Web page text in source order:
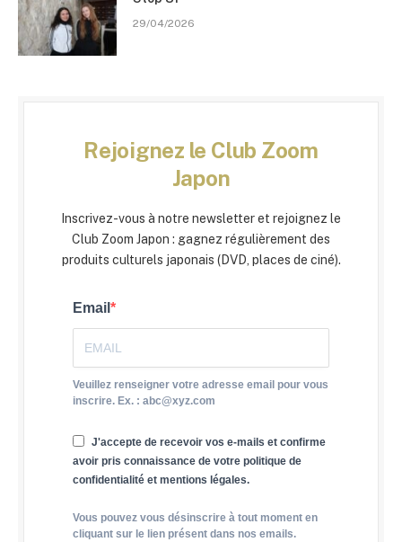
29/04/2026
Rejoignez le Club Zoom
Japon
Inscrivez-vous à notre newsletter et rejoignez le
Club Zoom Japon : gagnez régulièrement des
produits culturels japonais (DVD, places de ciné).
Email
Veuillez renseigner votre adresse email pour vous
inscrire. Ex. : abc@xyz.com
J'accepte de recevoir vos e-mails et confirme
avoir pris connaissance de votre politique de
confidentialité et mentions légales.
Vous pouvez vous désinscrire à tout moment en
cliquant sur le lien présent dans nos emails.